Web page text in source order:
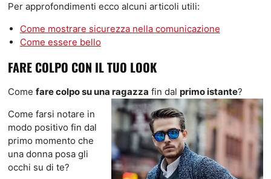
Per approfondimenti ecco alcuni articoli utili:
Come mostrare sicurezza nella comunicazione
Come essere bello
FARE COLPO CON IL TUO LOOK
Come fare colpo su una ragazza fin dal primo istante?
Come farsi notare in
modo positivo fin dal
primo momento che
una donna posa gli
occhi su di te?